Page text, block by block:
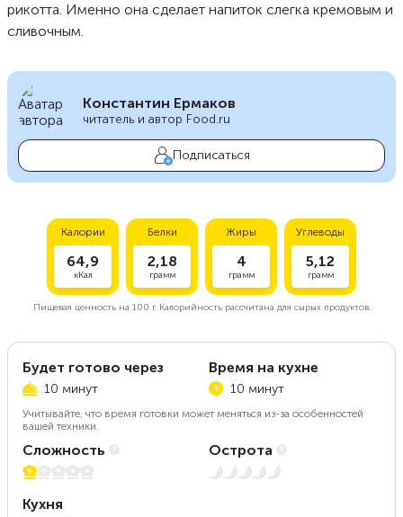
рикотта. Именно она сделает напиток слегка кремовым и
сливочным.
Константин Ермаков
читатель и автор Food.ru
Подписаться
Калории
64,9
кКал
Белки
2,18
грамм
Жиры
4
грамм
Углеводы
5,12
грамм
Пищевая ценность на 100 г.Калорийность рассчитана для сырых продуктов.
Будет готово через
10 минут
Время на кухне
10 минут
Учитывайте, что время готовки может меняться из-за особенностей
вашей техники.
Сложность
1 из 5
Острота
Нет остроты
Кухня